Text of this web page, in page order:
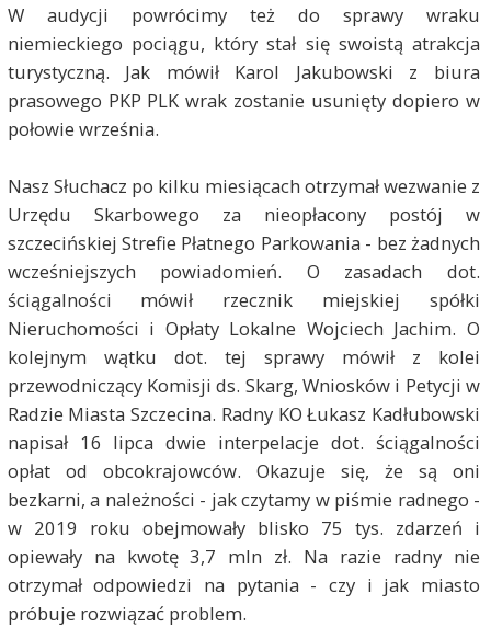
W audycji powrócimy też do sprawy wraku
niemieckiego pociągu, który stał się swoistą atrakcja
turystyczną. Jak mówił Karol Jakubowski z biura
prasowego PKP PLK wrak zostanie usunięty dopiero w
połowie września.
Nasz Słuchacz po kilku miesiącach otrzymał wezwanie z
Urzędu Skarbowego za nieopłacony postój w
szczecińskiej Strefie Płatnego Parkowania - bez żadnych
wcześniejszych powiadomień. O zasadach dot.
ściągalności mówił rzecznik miejskiej spółki
Nieruchomości i Opłaty Lokalne Wojciech Jachim. O
kolejnym wątku dot. tej sprawy mówił z kolei
przewodniczący Komisji ds. Skarg, Wniosków i Petycji w
Radzie Miasta Szczecina. Radny KO Łukasz Kadłubowski
napisał 16 lipca dwie interpelacje dot. ściągalności
opłat od obcokrajowców. Okazuje się, że są oni
bezkarni, a należności - jak czytamy w piśmie radnego -
w 2019 roku obejmowały blisko 75 tys. zdarzeń i
opiewały na kwotę 3,7 mln zł. Na razie radny nie
otrzymał odpowiedzi na pytania - czy i jak miasto
próbuje rozwiązać problem.